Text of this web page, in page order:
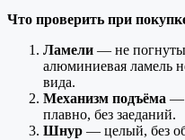
Что проверить при
Ламели — не
алюминиевая ламель
вида.
Механизм подъёма —
плавно, без заеданий.
Шнур — целый, без